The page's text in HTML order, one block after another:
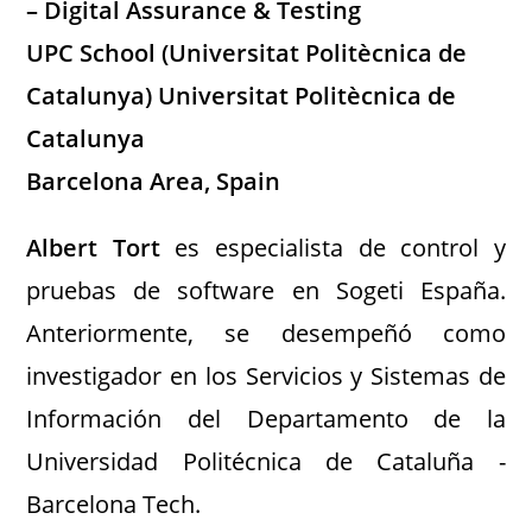
– Digital Assurance & Testing
UPC School (Universitat Politècnica de
Catalunya) Universitat Politècnica de
Catalunya
Barcelona Area, Spain
Albert Tortes especialista de control y
pruebas de software en Sogeti España.
Anteriormente, se desempeñó como
investigador en los Servicios y Sistemas de
Información del Departamento de la
Universidad Politécnica de Cataluña -
Barcelona Tech.